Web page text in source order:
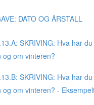
DATO OG ÅRSTALL
SKRIVING: Hva har
og om vinteren?
SKRIVING: Hva har
og om vinteren? -